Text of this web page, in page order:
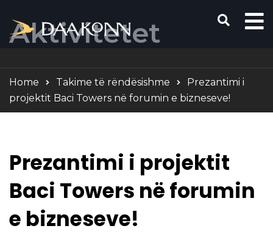
Aktivitetet
Home Takime të rëndësishme
Prezantimi i
projektit Baci Towers në forumin e bizneseve!
Prezantimi i projektit
Baci Towers në forumin
e bizneseve!